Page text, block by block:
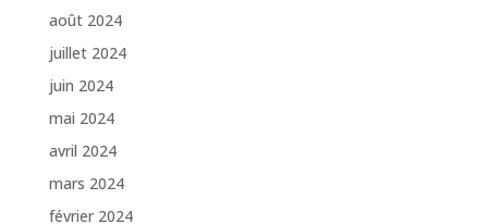
août 2024
juillet 2024
juin 2024
mai 2024
avril 2024
mars 2024
février 2024